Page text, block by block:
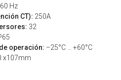
Hz
CT): 250A
32
operación: –25°C ... +60°C
x107mm